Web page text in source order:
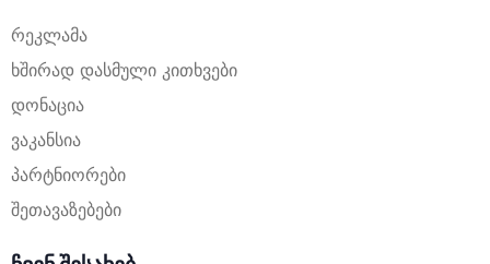
რეკლამა
ხშირად დასმული კითხვები
დონაცია
ვაკანსია
პარტნიორები
შეთავაზებები